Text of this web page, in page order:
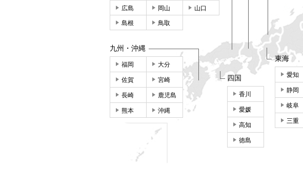
東海
愛知
静岡
岐阜
三重
広島 岡山 山口
島根 鳥取
四国
香川
愛媛
高知
徳島
九州・沖縄
福岡 大分
佐賀 宮崎
長崎 鹿児島
熊本 沖縄